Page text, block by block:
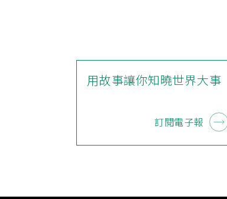
用故事讓你知曉世界大事
訂閱電子報